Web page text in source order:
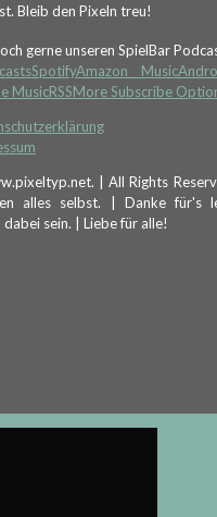
Bleib den Pixeln treu!
gerne unseren SpielBar
SpotifyAmazon Music
MusicRSSMore Subscribe
| All Rights
alles selbst. | Danke für's
dabei sein. | Liebe für alle!